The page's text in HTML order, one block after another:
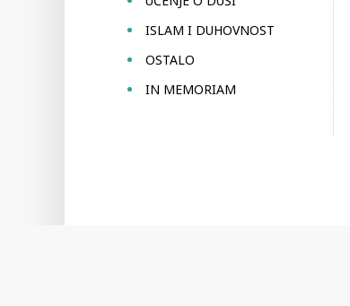
ISLAM I DUHOVNOST
OSTALO
IN MEMORIAM